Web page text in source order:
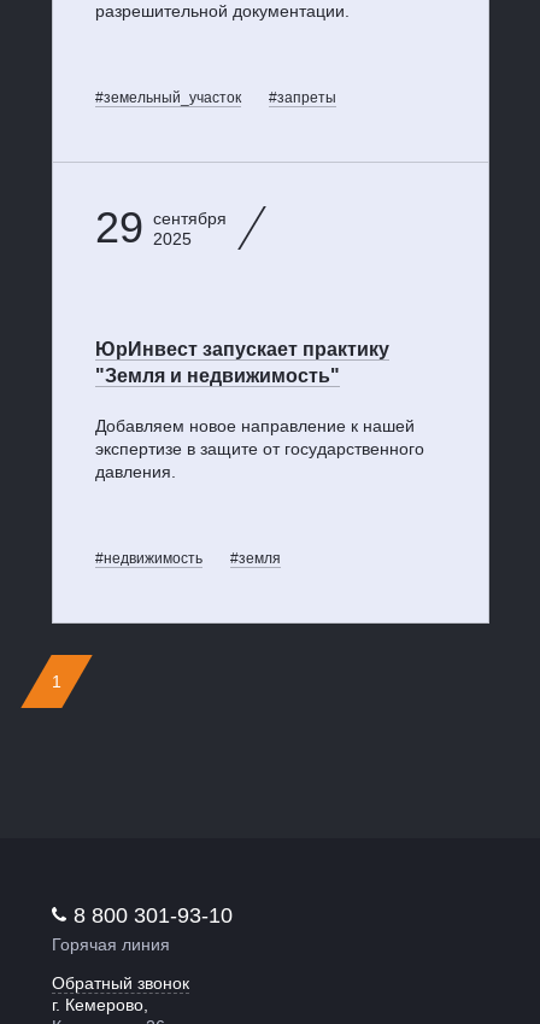
разрешительной документации.
#земельный_участок #запреты
29 сентября
2025
ЮрИнвест запускает практику
"Земля и недвижимость"
Добавляем новое направление к нашей
экспертизе в защите от государственного
давления.
#недвижимость #земля
1
8 800 301-93-10
Горячая линия
Обратный звонок
г. Кемерово,